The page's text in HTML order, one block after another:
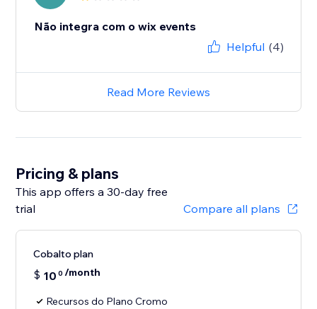
Não integra com o wix events
Helpful (4)
Read More Reviews
Pricing & plans
This app offers a 30-day free
trial
Compare all plans
Cobalto plan
$ 10 0 /month
Recursos do Plano Cromo